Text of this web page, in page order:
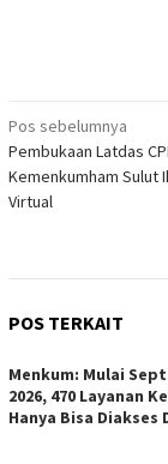
Navigasi
pos
Pos sebelumnya
Pembukaan Latdas
Kemenkumham Sulut
Virtual
POS TERKAIT
Menkum: Mulai
2026, 470 Layanan
Hanya Bisa Diakses